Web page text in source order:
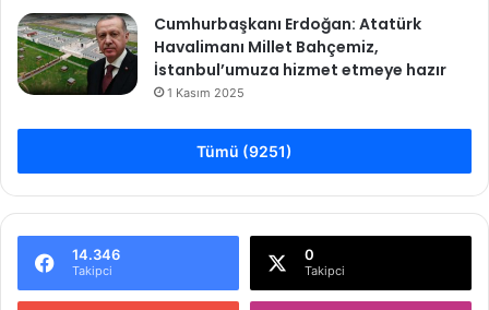
Cumhurbaşkanı Erdoğan: Atatürk
Havalimanı Millet Bahçemiz,
İstanbul’umuza hizmet etmeye hazır
1 Kasım 2025
Tümü (9251)
14.346
Takipci
0
Takipci